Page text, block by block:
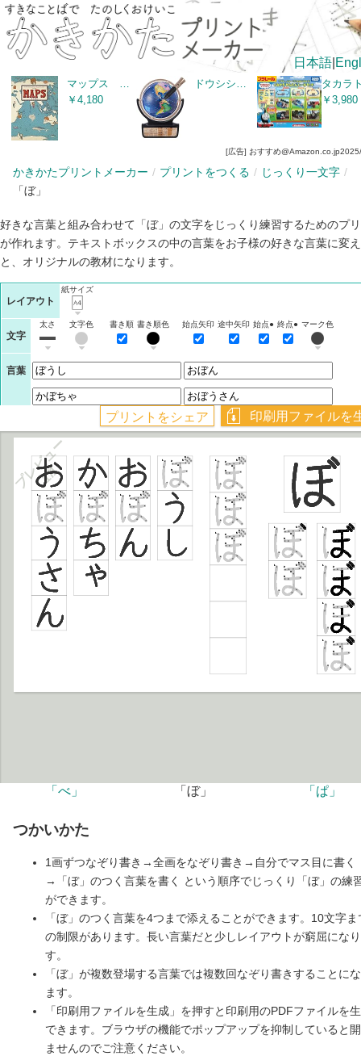
日本語
かきかたプリントメーカー プリントをつくる
じっくり一文字
「ぼ」
好きな言葉と組み合わせて「ぼ」の文字をじっくり練習するためのプ
が作れます。テキストボックスの中の言葉をお子様の好きな言葉に変
と、オリジナルの教材になります。
レイアウト
紙サイズ
文字
太さ 文字色 書き順 書き順色 始点矢印 途中矢印 始点● 終点● マーク色
言葉
プレビュー
1/1
「べ」 「ぼ」 「ぱ」
つかいかた
1画ずつなぞり書き→全画をなぞり書き→自分でマス目に書く
→「ぼ」のつく言葉を書く という順序でじっくり「ぼ」の練
ができます。
「ぼ」のつく言葉を4つまで添えることができます。10文字ま
の制限があります。長い言葉だと少しレイアウトが窮屈にな
す。
「ぼ」が複数登場する言葉では複数回なぞり書きすることに
ます。
「印刷用ファイルを生成」を押すと印刷用のPDFファイルを
できます。ブラウザの機能でポップアップを抑制していると
ませんのでご注意ください。
マップス 新・世界図絵 (児童書)
￥4,180
ドウシシャ しゃべる地球儀 パーフェクトグローブ HORIZON NEXT ホライズン ネクスト
￥3,980
[広告] おすすめ@Amazon.co.jp